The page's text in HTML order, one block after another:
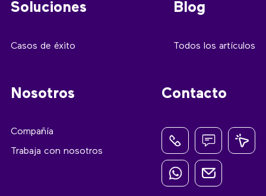
Soluciones
Casos de éxito
Blog
Todos los artículos
Nosotros
Compañía
Trabaja con nosotros
Contacto